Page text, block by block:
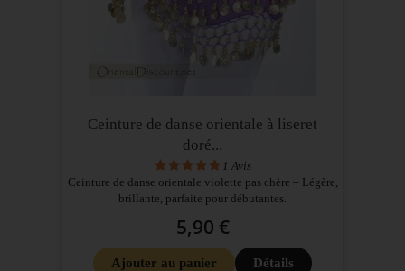
Ceinture de danse orientale à liseret
doré...
1 Avis
Ceinture de danse orientale violette pas chère – Légère,
brillante, parfaite pour débutantes.
5,90 €
Ajouter au panier Détails